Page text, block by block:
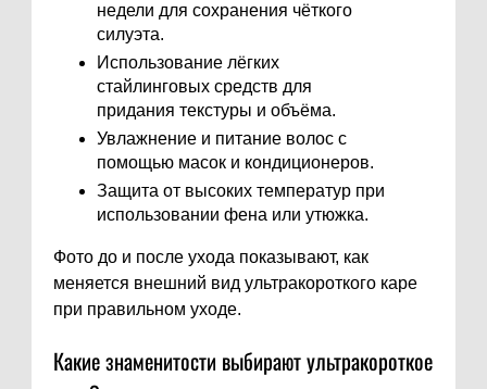
недели для сохранения чёткого
силуэта.
Использование лёгких
стайлинговых средств для
придания текстуры и объёма.
Увлажнение и питание волос с
помощью масок и кондиционеров.
Защита от высоких температур при
использовании фена или утюжка.
Фото до и после ухода показывают, как
меняется внешний вид ультракороткого каре
при правильном уходе.
Какие знаменитости выбирают ультракороткое